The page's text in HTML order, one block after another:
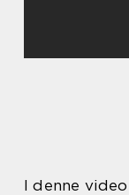
I denne